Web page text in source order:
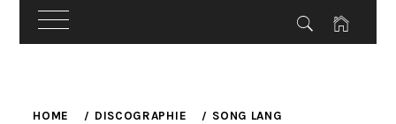
toHOME DISCOGRAPHIE SONG LANG